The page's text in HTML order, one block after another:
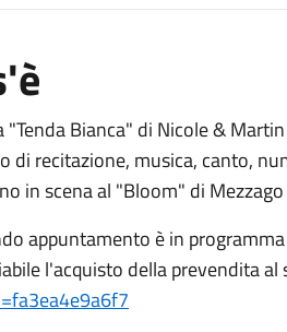
"Tenda Bianca" di Nicole & Martin
di recitazione, musica, canto,
in scena al "Bloom" di
appuntamento è in
l'acquisto della prevendita al